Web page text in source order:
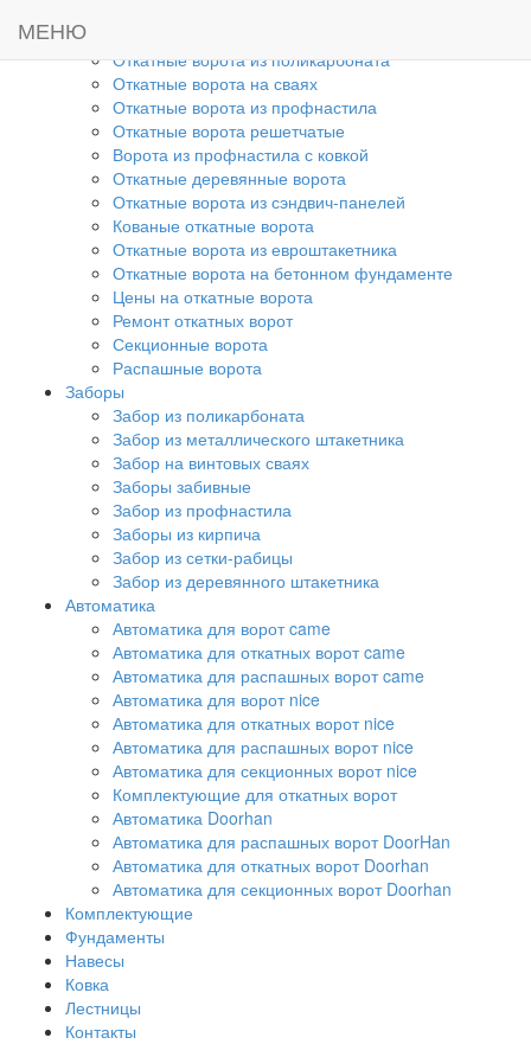
Ворота
Откатные ворота из поликарбоната
Откатные ворота на сваях
Откатные ворота из профнастила
Откатные ворота решетчатые
Ворота из профнастила с ковкой
Откатные деревянные ворота
Откатные ворота из сэндвич-панелей
Кованые откатные ворота
Откатные ворота из евроштакетника
Откатные ворота на бетонном фундаменте
Цены на откатные ворота
Ремонт откатных ворот
Секционные ворота
Распашные ворота
Заборы
Забор из поликарбоната
Забор из металлического штакетника
Забор на винтовых сваях
Заборы забивные
Забор из профнастила
Заборы из кирпича
Забор из сетки-рабицы
Забор из деревянного штакетника
Автоматика
Автоматика для ворот came
Автоматика для откатных ворот came
Автоматика для распашных ворот came
Автоматика для ворот nice
Автоматика для откатных ворот nice
Автоматика для распашных ворот nice
Автоматика для секционных ворот nice
Комплектующие для откатных ворот
Автоматика Doorhan
Автоматика для распашных ворот DoorHan
Автоматика для откатных ворот Doorhan
Автоматика для секционных ворот Doorhan
Комплектующие
Фундаменты
Навесы
Ковка
Лестницы
Контакты
МЕНЮ